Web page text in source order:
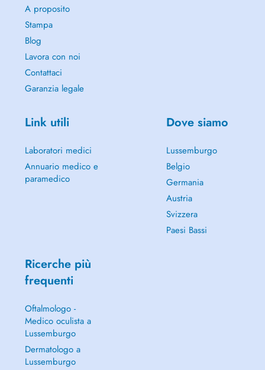
A proposito
Stampa
Blog
Lavora con noi
Contattaci
Garanzia legale
Link utili
Laboratori medici
Annuario medico e
paramedico
Dove siamo
Lussemburgo
Belgio
Germania
Austria
Svizzera
Paesi Bassi
Ricerche più
frequenti
Oftalmologo -
Medico oculista a
Lussemburgo
Dermatologo a
Lussemburgo